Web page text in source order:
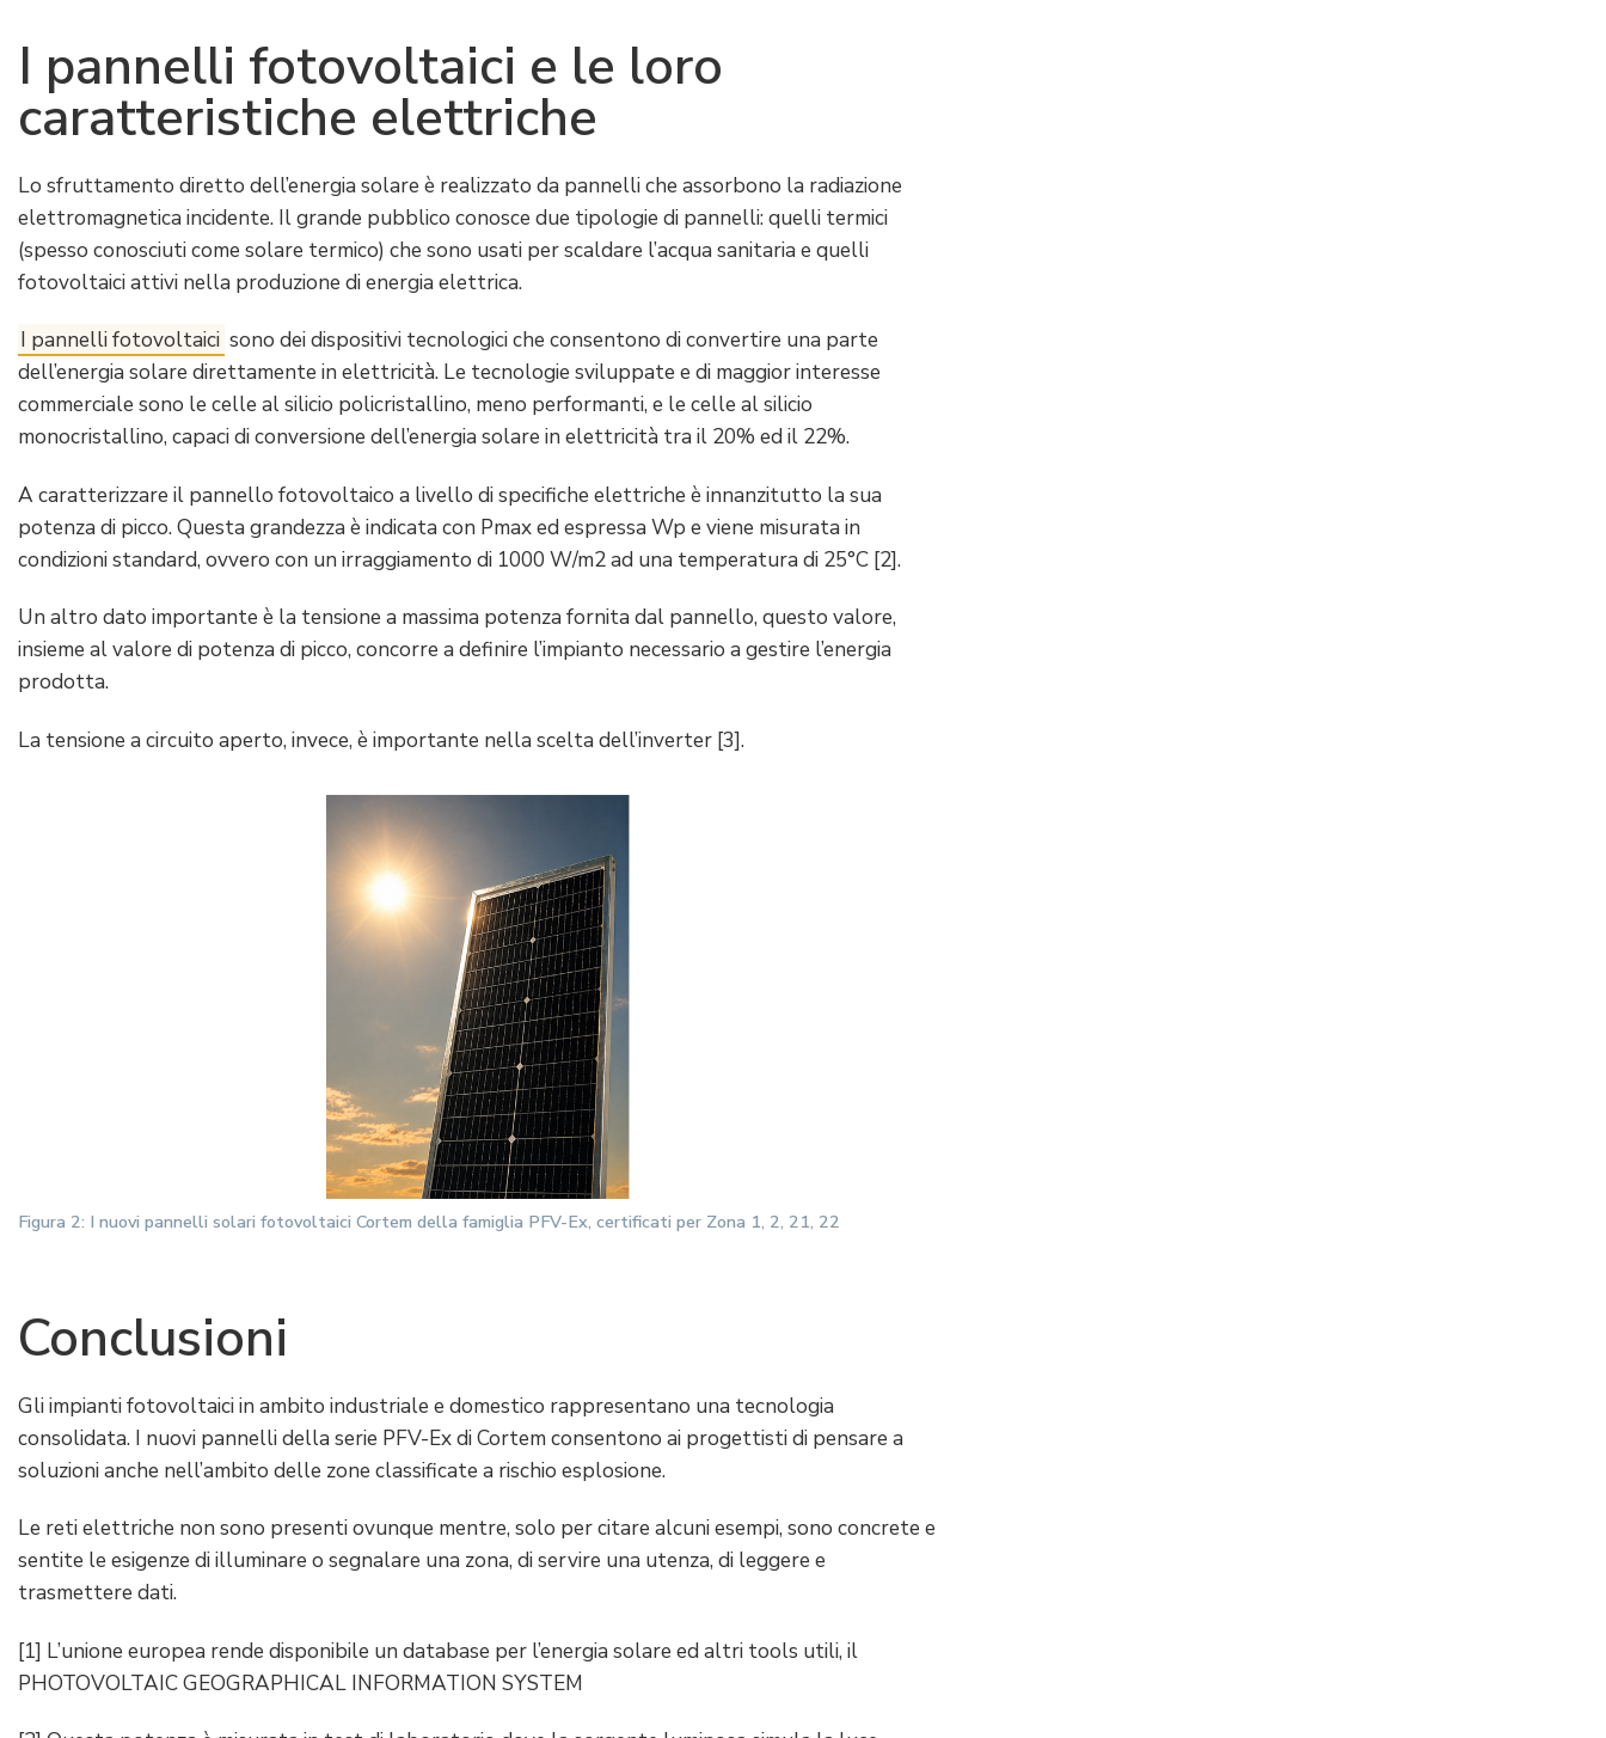
I pannelli fotovoltaici e le loro
caratteristiche elettriche
Lo sfruttamento diretto dell’energia solare è realizzato da pannelli che assorbono la radiazione
elettromagnetica incidente. Il grande pubblico conosce due tipologie di pannelli: quelli termici
(spesso conosciuti come solare termico) che sono usati per scaldare l’acqua sanitaria e quelli
fotovoltaici attivi nella produzione di energia elettrica.
I pannelli fotovoltaici sono dei dispositivi tecnologici che consentono di convertire una parte
dell’energia solare direttamente in elettricità. Le tecnologie sviluppate e di maggior interesse
commerciale sono le celle al silicio policristallino, meno performanti, e le celle al silicio
monocristallino, capaci di conversione dell’energia solare in elettricità tra il 20% ed il 22%.
A caratterizzare il pannello fotovoltaico a livello di specifiche elettriche è innanzitutto la sua
potenza di picco. Questa grandezza è indicata con Pmax ed espressa Wp e viene misurata in
condizioni standard, ovvero con un irraggiamento di 1000 W/m2 ad una temperatura di 25°C [2].
Un altro dato importante è la tensione a massima potenza fornita dal pannello, questo valore,
insieme al valore di potenza di picco, concorre a definire l’impianto necessario a gestire l’energia
prodotta.
La tensione a circuito aperto, invece, è importante nella scelta dell’inverter [3].
Figura 2: I nuovi pannelli solari fotovoltaici Cortem della famiglia PFV-Ex, certificati per Zona 1, 2, 21, 22
Conclusioni
Gli impianti fotovoltaici in ambito industriale e domestico rappresentano una tecnologia
consolidata. I nuovi pannelli della serie PFV-Ex di Cortem consentono ai progettisti di pensare a
soluzioni anche nell’ambito delle zone classificate a rischio esplosione.
Le reti elettriche non sono presenti ovunque mentre, solo per citare alcuni esempi, sono concrete e
sentite le esigenze di illuminare o segnalare una zona, di servire una utenza, di leggere e
trasmettere dati.
[1] L’unione europea rende disponibile un database per l’energia solare ed altri tools utili, il
PHOTOVOLTAIC GEOGRAPHICAL INFORMATION SYSTEM